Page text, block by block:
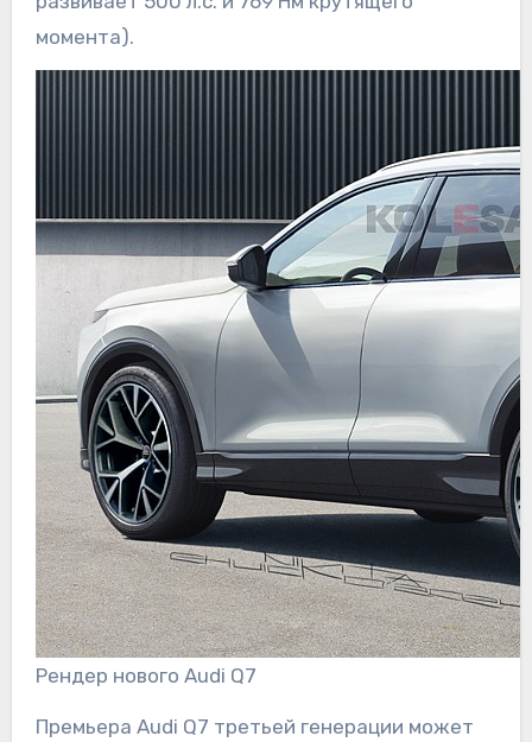
момента).
Рендер нового Audi Q7
Премьера Audi Q7 третьей генерации может